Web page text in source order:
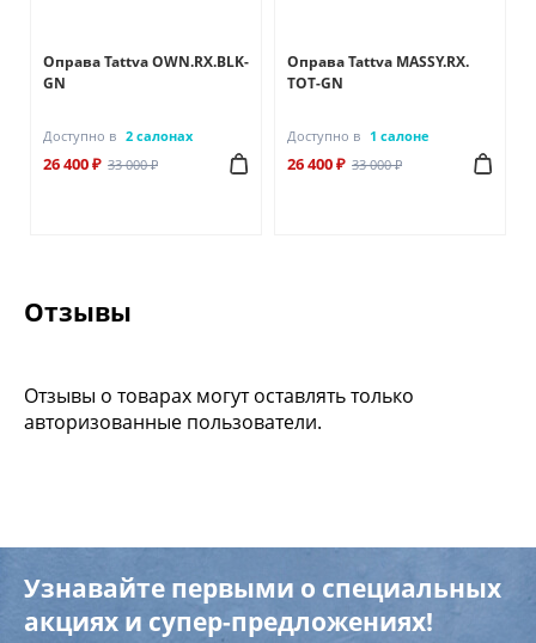
Оправа Tattva OWN.RX.BLK-
GN
Доступно в 2 салонах
26 400 ₽ 33 000 ₽
Оправа Tattva MASSY.RX.
TOT-GN
Доступно в 1 салоне
26 400 ₽ 33 000 ₽
Отзывы
Отзывы о товарах могут оставлять только
авторизованные пользователи.
Узнавайте первыми о специальных
акциях и супер-предложениях!